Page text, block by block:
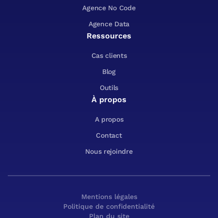
Agence No Code
Agence Data
Ressources
Cas clients
Blog
Outils
À propos
A propos
Contact
Nous rejoindre
Mentions légales
Politique de confidentialité
Plan du site